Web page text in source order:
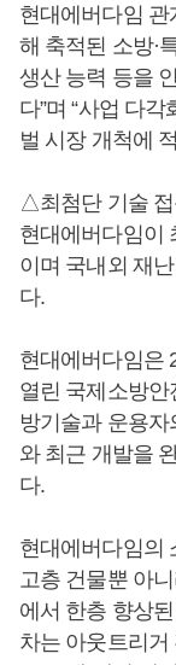
현대에버다임 관
해 축적된 소방·
생산 능력 등을
다”며 “사업 다
벌 시장 개척에
△최첨단 기술
현대에버다임이
이며 국내외 재
다.
현대에버다임은
열린 국제소방안
방기술과 운용
와 최근 개발을
다.
현대에버다임의
고층 건물뿐 아
에서 한층 향상
차는 아웃트리거